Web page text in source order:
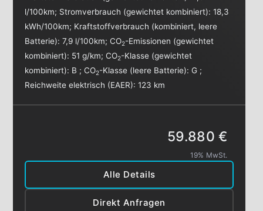
l/100km; Stromverbrauch (gewichtet kombiniert):18,3
kWh/100km; Kraftstoffverbrauch (kombiniert, leere
Batterie):7,9 l/100km;CO2-Emissionen (gewichtet
kombiniert): 51 g/km;CO2-Klasse (gewichtet
kombiniert): B ;CO2-Klasse (leere Batterie):G ;
Reichweite elektrisch (EAER):123 km
Alle Details
Direkt Anfragen
59.880 €
19% MwSt.